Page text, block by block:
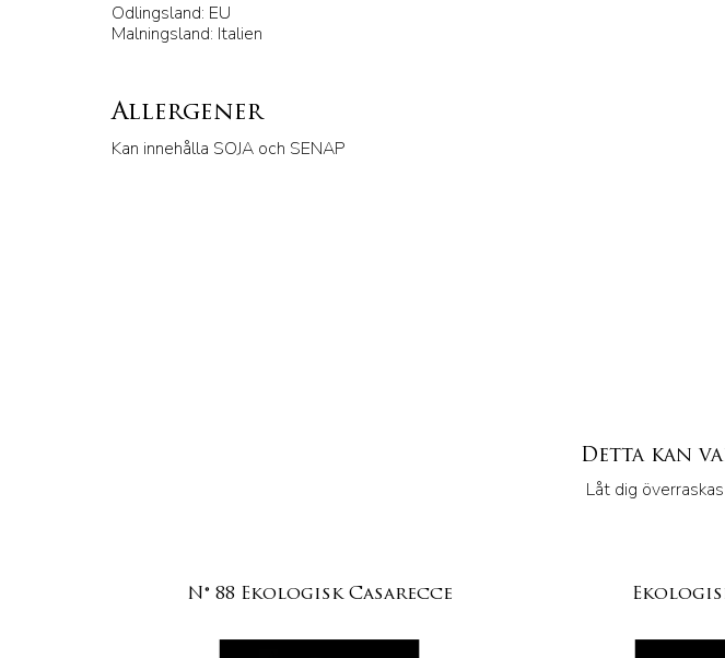
Odlingsland: EU
Malningsland: Italien
Allergener
Kan innehålla SOJA och SENAP
Detta kan
Låt dig
N° 88 Ekologisk Casarecce